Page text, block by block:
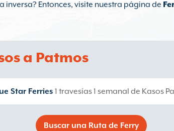
inversa? Entonces, visite nuestra página de
a Patmos
Star Ferries 1 travesías 1 semanal de Kasos
Buscar una Ruta de Ferry